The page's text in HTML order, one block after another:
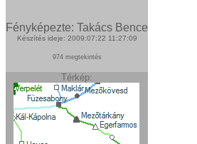
Fényképezte: Takács Bence
Készítés ideje: 2009:07:22 11:27:09
974 megtekintés
Térkép: